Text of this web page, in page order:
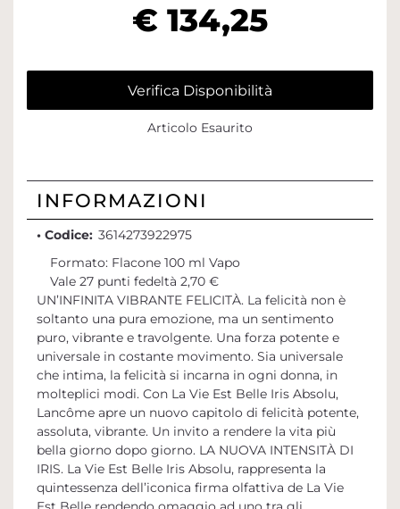
€ 134,25
Verifica Disponibilità
Articolo Esaurito
INFORMAZIONI
• Codice: 3614273922975
Formato: Flacone 100 ml Vapo
Vale 27 punti fedeltà 2,70 €
UN’INFINITA VIBRANTE FELICITÀ. La felicità non è
soltanto una pura emozione, ma un sentimento
puro, vibrante e travolgente. Una forza potente e
universale in costante movimento. Sia universale
che intima, la felicità si incarna in ogni donna, in
molteplici modi. Con La Vie Est Belle Iris Absolu,
Lancôme apre un nuovo capitolo di felicità potente,
assoluta, vibrante. Un invito a rendere la vita più
bella giorno dopo giorno. LA NUOVA INTENSITÀ DI
IRIS. La Vie Est Belle Iris Absolu, rappresenta la
quintessenza dell’iconica firma olfattiva de La Vie